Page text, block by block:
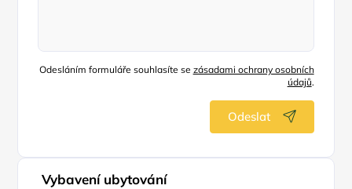
Odesláním formuláře souhlasíte se zásadami ochrany osobních
údajů.
Odeslat
Vybavení ubytování